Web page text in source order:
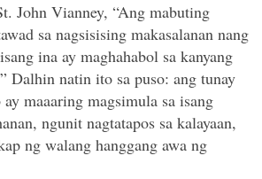
John Vianney, “Ang mabuting
sa nagsisising makasalanan nang
ina ay maghahabol sa kanyang
Dalhin natin ito sa puso: ang tunay
maaaring magsimula sa isang
ngunit nagtatapos sa kalayaan,
ng walang hanggang awa ng